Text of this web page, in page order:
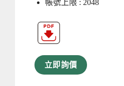
帳號上限 : 2048
立即詢價